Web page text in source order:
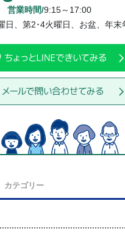
営業時間/9:15～17:00
日、第2･4火曜日、お盆、年末
カテゴリー